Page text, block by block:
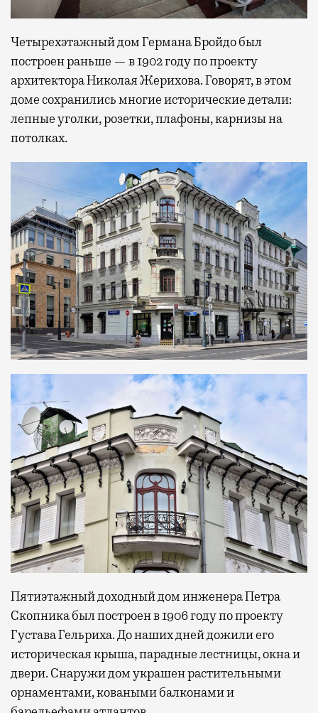
Четырехэтажный дом Германа Бройдо был
построен раньше — в 1902 году по проекту
архитектора Николая Жерихова. Говорят, в этом
доме сохранились многие исторические детали:
лепные уголки, розетки, плафоны, карнизы на
потолках.
Пятиэтажный доходный дом инженера Петра
Скопника был построен в 1906 году по проекту
Густава Гельриха. До наших дней дожили его
историческая крыша, парадные лестницы, окна и
двери. Снаружи дом украшен растительными
орнаментами, коваными балконами и